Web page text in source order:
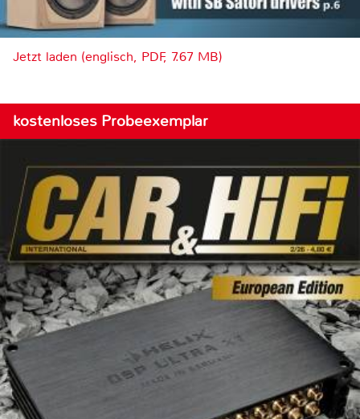
Jetzt laden (englisch, PDF, 7.67 MB)
kostenloses Probeexemplar